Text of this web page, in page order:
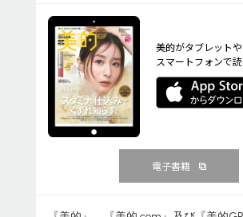
美的がタブレットや
スマートフォンで読
電子書籍